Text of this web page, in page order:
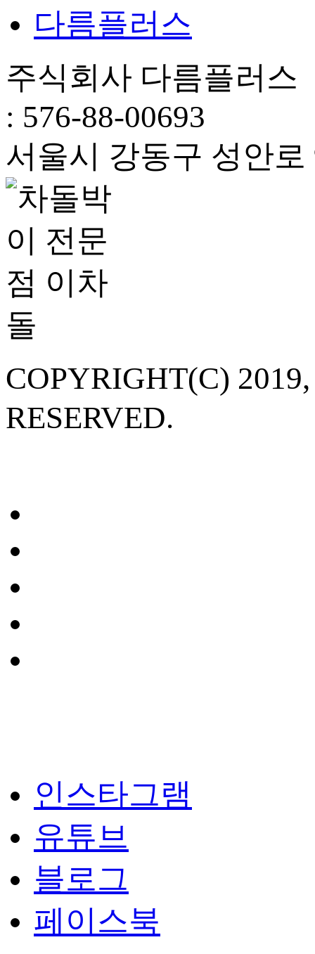
다름플러스
주식회사 다름플러
: 576-88-00693
서울시 강동구 성안
COPYRIGHT(C)
RESERVED.
인스타그램
유튜브
블로그
페이스북